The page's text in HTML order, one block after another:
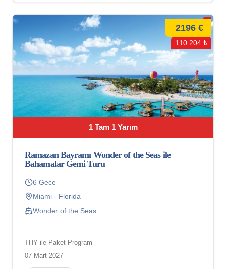
1 Tam 1 Yarım
2196 €
110.204 ₺
Ramazan Bayramı Wonder of the Seas ile
Bahamalar Gemi Turu
6 Gece
Miami - Florida
Wonder of the Seas
THY ile Paket Program
07 Mart 2027